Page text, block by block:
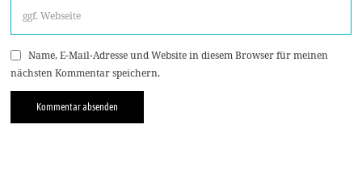
Name, E-Mail-Adresse und Website in diesem Browser für meinen
nächsten Kommentar speichern.